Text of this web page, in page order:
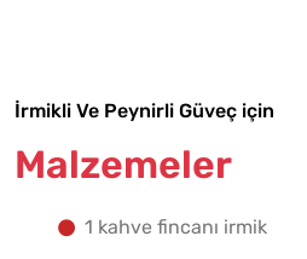
İrmikli Ve Peynirli Güveç için
Malzemeler
1 kahve fincanı irmik